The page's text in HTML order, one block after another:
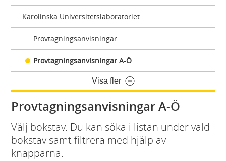
Karolinska Universitetslaboratoriet
Provtagningsanvisningar
Provtagningsanvisningar A-Ö
Visa fler
Provtagningsanvisningar A-Ö
Välj bokstav. Du kan söka i listan under vald
bokstav samt filtrera med hjälp av
knapparna.